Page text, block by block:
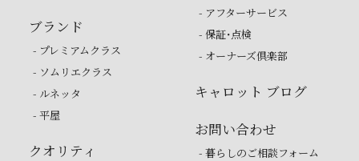
ブランド
- プレミアムクラス
- ソムリエクラス
- ルネッタ
- 平屋
クオリティ
- アフターサービス
- 保証・点検
- オーナーズ倶楽部
キャロット ブログ
お問い合わせ
- 暮らしのご相談フォーム